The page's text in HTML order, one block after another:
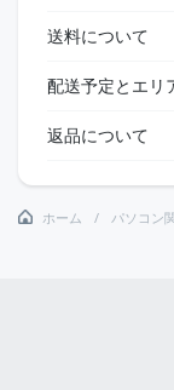
送料について
配送予定とエリ
返品について
ホーム パソコン